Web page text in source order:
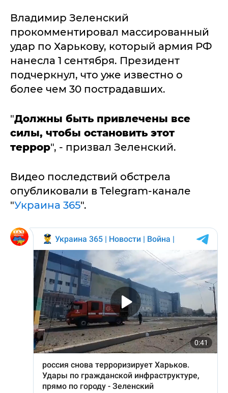
Владимир Зеленский
прокомментировал массированный
удар по Харькову, который армия РФ
нанесла 1 сентября. Президент
подчеркнул, что уже известно о
более чем 30 пострадавших.
"Должны быть привлечены все
силы, чтобы остановить этот
террор", - призвал Зеленский.
Видео последствий обстрела
опубликовали в Telegram-канале
"Украина 365".